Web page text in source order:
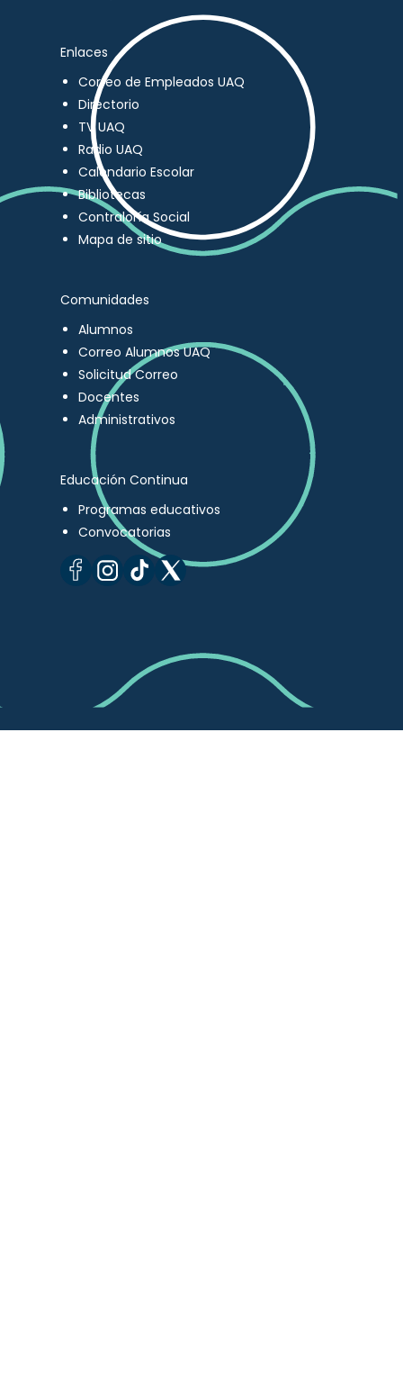
Enlaces
Correo de Empleados UAQ
Directorio
TV UAQ
Radio UAQ
Calendario Escolar
Bibliotecas
Contraloría Social
Mapa de sitio
Comunidades
Alumnos
Correo Alumnos UAQ
Solicitud Correo
Docentes
Administrativos
Educación Continua
Programas educativos
Convocatorias